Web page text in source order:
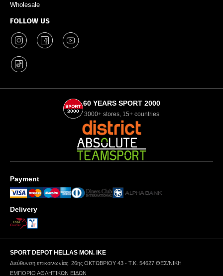
Wholesale
FOLLOW US
60 YEARS SPORT 2000
3000+ stores, 15+ countries
Payment
Delivery
SPORT DEPOT HELLAS ΜΟΝ. ΙΚΕ
Διεύθυνση επικοινωνίας: 26ης ΟΚΤΩΒΡΙΟΥ 43 - Τ.Κ. 54627 ΘΕΣ/ΝΙΚΗ
ΕΜΠΟΡΙΟ ΑΘΛΗΤΙΚΩΝ ΕΙΔΩΝ